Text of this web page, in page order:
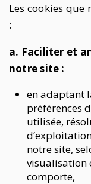
Les cookies
:
a. Faciliter et
notre site :
en adaptant
préférences
utilisée,
notre site,
visualisation
comporte,